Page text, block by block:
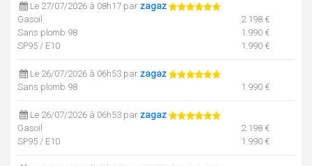
Le 27/07/2026 à 08h17 par zagaz
Gasoil
2.198 €
Sans plomb 98
1.990 €
SP95 / E10
1.990 €
Le 26/07/2026 à 06h53 par zagaz
Sans plomb 98
1.990 €
Le 26/07/2026 à 06h53 par zagaz
Gasoil
2.198 €
SP95 / E10
1.990 €